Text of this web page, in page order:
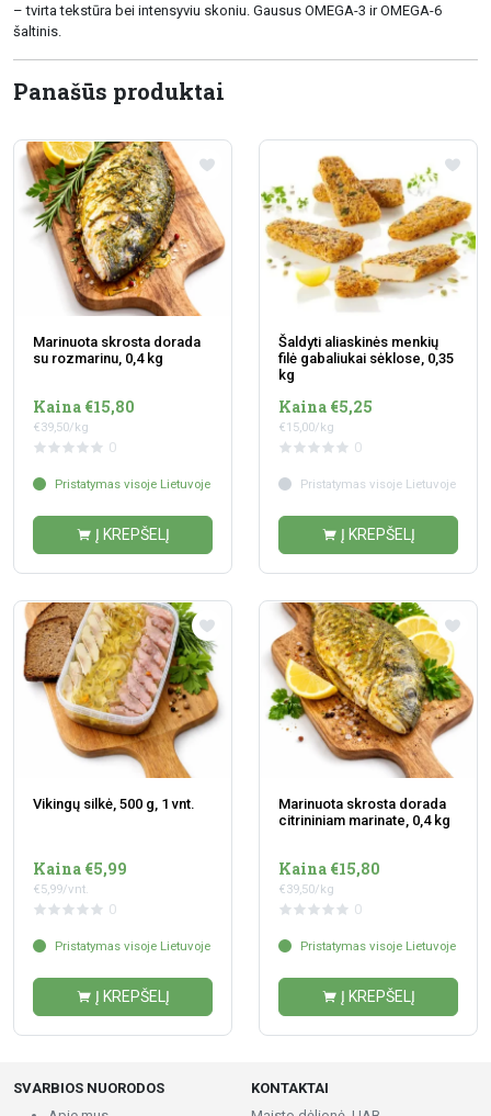
– tvirta tekstūra bei intensyviu skoniu. Gausus OMEGA-3 ir OMEGA-6
šaltinis.
Panašūs produktai
Marinuota skrosta dorada
su rozmarinu, 0,4 kg
Kaina €15,80
€39,50/kg
0
Pristatymas visoje Lietuvoje
Į KREPŠELĮ
Šaldyti aliaskinės menkių
filė gabaliukai sėklose, 0,35
kg
Kaina €5,25
€15,00/kg
0
Pristatymas visoje Lietuvoje
Į KREPŠELĮ
Vikingų silkė, 500 g, 1 vnt.
Kaina €5,99
€5,99/vnt.
0
Pristatymas visoje Lietuvoje
Į KREPŠELĮ
Marinuota skrosta dorada
citrininiam marinate, 0,4 kg
Kaina €15,80
€39,50/kg
0
Pristatymas visoje Lietuvoje
Į KREPŠELĮ
SVARBIOS NUORODOS
KONTAKTAI